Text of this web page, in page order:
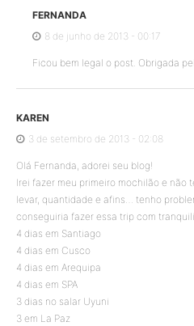
FERNANDA
8 de junho de 2013 - 00:17
Ficou bem legal o post. Obrigada
KAREN
3 de setembro de 2013 - 02:08
Olá Fernanda, adorei seu blog!
Irei fazer meu primeiro mochilão e não
levar, quantidade e afins… tenho
conseguiria fazer essa trip com
4 dias em Santiago
4 dias em Cusco
4 dias em Arequipa
4 dias em SPA
3 dias no salar Uyuni
3 em La Paz